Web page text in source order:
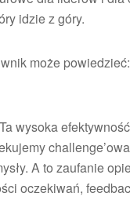
idzie z góry.
może
wysoka
A to zaufanie
oczekiwań,